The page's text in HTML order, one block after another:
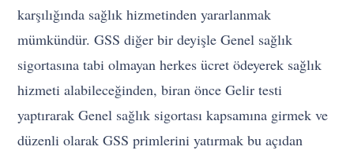
karşılığında sağlık hizmetinden yararlanmak
mümkündür. GSS diğer bir deyişle Genel sağlık
sigortasına tabi olmayan herkes ücret ödeyerek sağlık
hizmeti alabileceğinden, biran önce Gelir testi
yaptırarak Genel sağlık sigortası kapsamına girmek ve
düzenli olarak GSS primlerini yatırmak bu açıdan